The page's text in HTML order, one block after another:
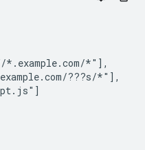
*.example.com/*"],
???s/*"],